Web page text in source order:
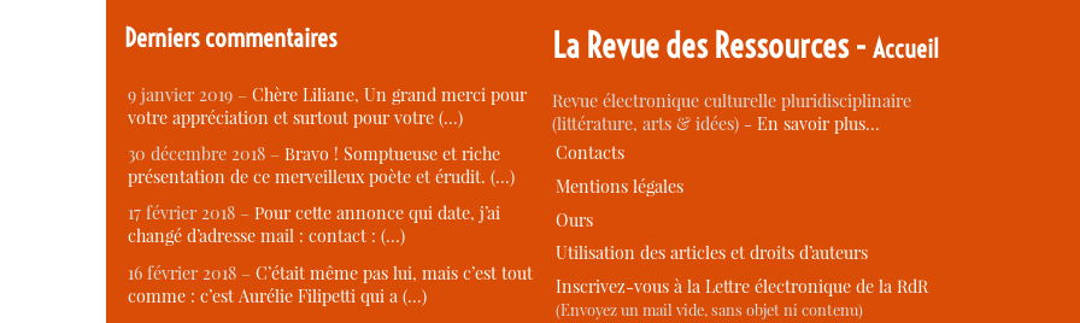
Derniers commentaires
9 janvier 2019 – Chère Liliane, Un grand merci pour
votre appréciation et surtout pour votre (…)
30 décembre 2018 – Bravo ! Somptueuse et riche
présentation de ce merveilleux poète et érudit. (…)
17 février 2018 – Pour cette annonce qui date, j’ai
changé d’adresse mail : contact : (…)
16 février 2018 – C’était même pas lui, mais c’est tout
comme : c’est Aurélie Filipetti qui a (…)
La Revue des Ressources -Accueil
Revue électronique culturelle pluridisciplinaire
(littérature, arts & idées) -En savoir plus…
Contacts
Mentions légales
Ours
Utilisation des articles et droits d’auteurs
Inscrivez-vous à la Lettre électronique de la RdR
(Envoyez un mail vide, sans objet ni contenu)